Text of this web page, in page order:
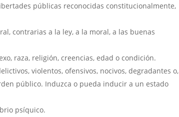
públicas reconocidas constitucionalmente,
contrarias a la ley, a la moral, a las buenas
raza, religión, creencias, edad o condición.
violentos, ofensivos, nocivos, degradantes o,
público. Induzca o pueda inducir a un estado
psíquico.